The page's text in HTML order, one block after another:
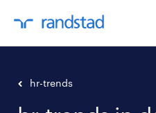
hr-trends